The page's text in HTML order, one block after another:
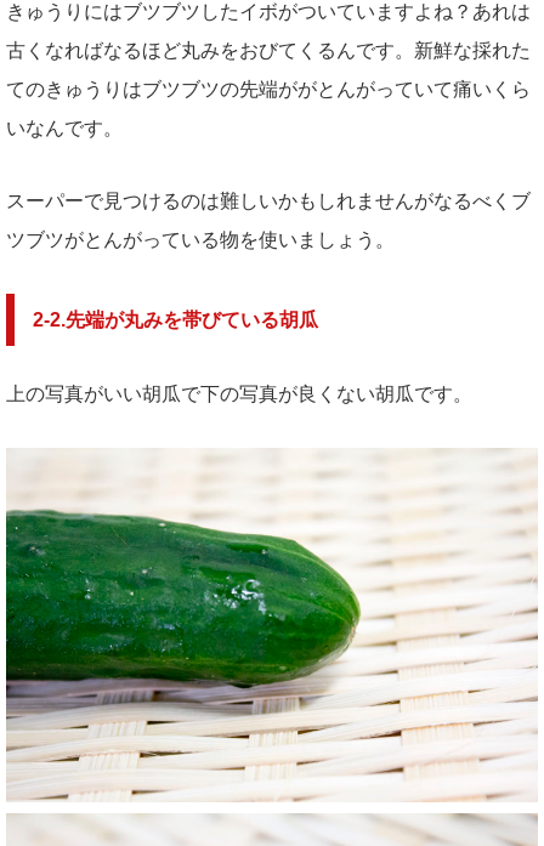
きゅうりにはブツブツしたイボがついていますよね？あれは
古くなればなるほど丸みをおびてくるんです。 新鮮な採れた
てのきゅうりはブツブツの先端ががとんがっていて痛いくら
いなんです。
スーパーで見つけるのは難しいかもしれませんがなるべくブ
ツブツがとんがっている物を使いましょう。
2-2.先端が丸みを帯びている胡瓜
上の写真がいい胡瓜で下の写真が良くない胡瓜です。